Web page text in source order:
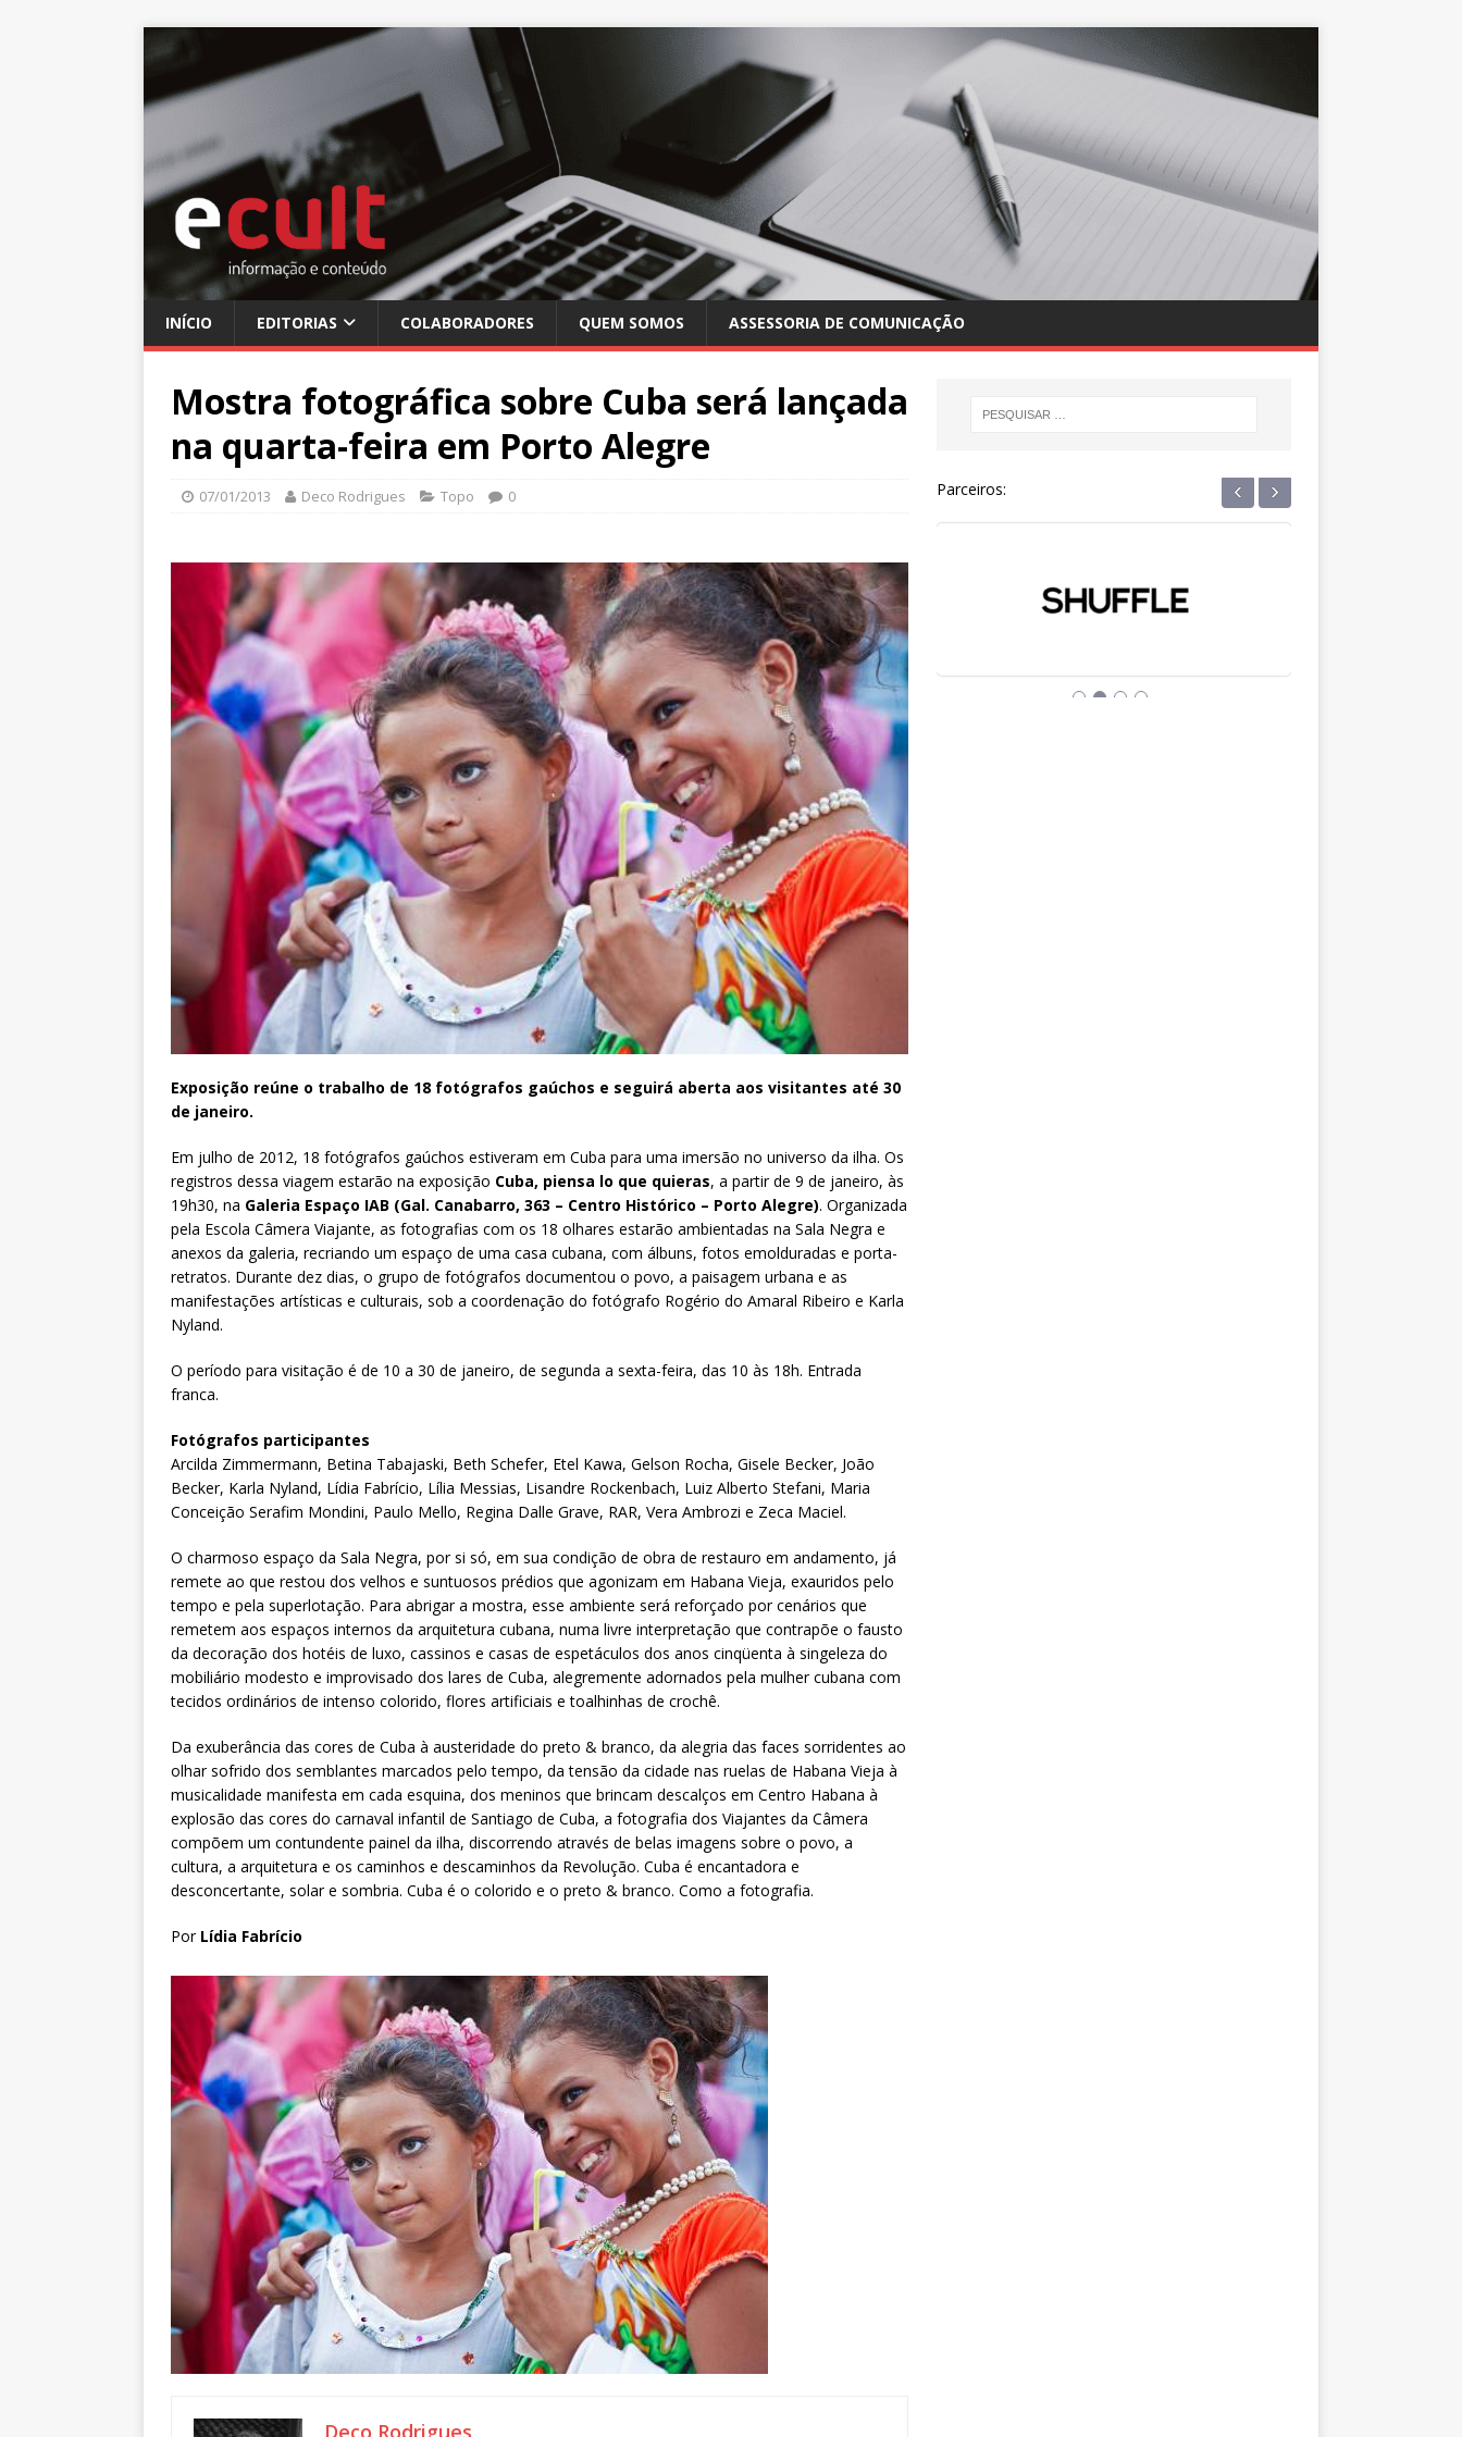
INÍCIO EDITORIAS COLABORADORES QUEM SOMOS ASSESSORIA DE COMUNICAÇÃO
Mostra fotográfica sobre Cuba será lançada
na quarta-feira em Porto Alegre
07/01/2013 Deco Rodrigues Topo 0
Exposição reúne o trabalho de 18 fotógrafos gaúchos e seguirá aberta aos visitantes até 30
de janeiro.
Em julho de 2012, 18 fotógrafos gaúchos estiveram em Cuba para uma imersão no universo da ilha. Os
registros dessa viagem estarão na exposição Cuba, piensa lo que quieras, a partir de 9 de janeiro, às
19h30, na Galeria Espaço IAB (Gal. Canabarro, 363 – Centro Histórico – Porto Alegre). Organizada
pela Escola Câmera Viajante, as fotografias com os 18 olhares estarão ambientadas na Sala Negra e
anexos da galeria, recriando um espaço de uma casa cubana, com álbuns, fotos emolduradas e porta-
retratos. Durante dez dias, o grupo de fotógrafos documentou o povo, a paisagem urbana e as
manifestações artísticas e culturais, sob a coordenação do fotógrafo Rogério do Amaral Ribeiro e Karla
Nyland.
O período para visitação é de 10 a 30 de janeiro, de segunda a sexta-feira, das 10 às 18h. Entrada
franca.
Fotógrafos participantes
Arcilda Zimmermann, Betina Tabajaski, Beth Schefer, Etel Kawa, Gelson Rocha, Gisele Becker, João
Becker, Karla Nyland, Lídia Fabrício, Lília Messias, Lisandre Rockenbach, Luiz Alberto Stefani, Maria
Conceição Serafim Mondini, Paulo Mello, Regina Dalle Grave, RAR, Vera Ambrozi e Zeca Maciel.
O charmoso espaço da Sala Negra, por si só, em sua condição de obra de restauro em andamento, já
remete ao que restou dos velhos e suntuosos prédios que agonizam em Habana Vieja, exauridos pelo
tempo e pela superlotação. Para abrigar a mostra, esse ambiente será reforçado por cenários que
remetem aos espaços internos da arquitetura cubana, numa livre interpretação que contrapõe o fausto
da decoração dos hotéis de luxo, cassinos e casas de espetáculos dos anos cinqüenta à singeleza do
mobiliário modesto e improvisado dos lares de Cuba, alegremente adornados pela mulher cubana com
tecidos ordinários de intenso colorido, flores artificiais e toalhinhas de crochê.
Da exuberância das cores de Cuba à austeridade do preto & branco, da alegria das faces sorridentes ao
olhar sofrido dos semblantes marcados pelo tempo, da tensão da cidade nas ruelas de Habana Vieja à
musicalidade manifesta em cada esquina, dos meninos que brincam descalços em Centro Habana à
explosão das cores do carnaval infantil de Santiago de Cuba, a fotografia dos Viajantes da Câmera
compõem um contundente painel da ilha, discorrendo através de belas imagens sobre o povo, a
cultura, a arquitetura e os caminhos e descaminhos da Revolução. Cuba é encantadora e
desconcertante, solar e sombria. Cuba é o colorido e o preto & branco. Como a fotografia.
Por Lídia Fabrício
Deco Rodrigues
Parceiros: ‹ ›